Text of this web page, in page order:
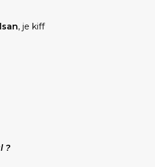
, je kiff
?